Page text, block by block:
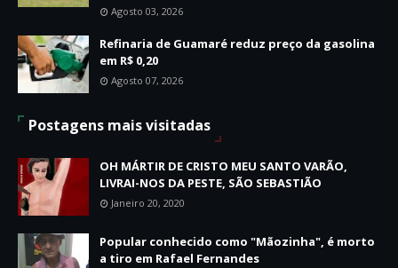
Agosto 03, 2026
Refinaria de Guamaré reduz preço da gasolina
em R$ 0,20
Agosto 07, 2026
Postagens mais visitadas
OH MÁRTIR DE CRISTO MEU SANTO VARÃO,
LIVRAI-NOS DA PESTE, SÃO SEBASTIÃO
Janeiro 20, 2020
Popular conhecido como "Mãozinha", é morto
a tiro em Rafael Fernandes